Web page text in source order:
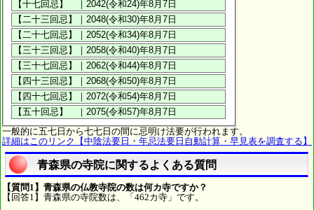
一般的に五七日から七七日の間に忌明け法要が行われます。
詳細はこのリンク【中陰法要日・年忌法要日自動計算・早見表を調査する】
青森県の寺院に関するよくある質問
【質問1】青森県の仏教寺院の数は何カ寺ですか？
【回答1】青森県の寺院数は、「462カ寺」です。